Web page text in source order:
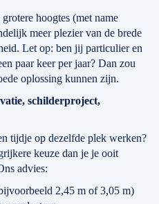
hoogtes (met name
meer plezier van de brede
Let op: ben jij particulier en
paar keer per jaar? Dan zou
oplossing kunnen zijn.
schilderproject,
tijdje op dezelfde plek werken?
keuze dan je je ooit
advies:
2,45 m of 3,05 m)